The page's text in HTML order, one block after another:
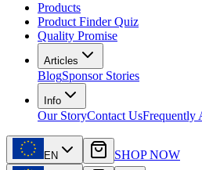
Products
Product Finder Quiz
Quality Promise
Articles
BlogSponsor Stories
Info
Our StoryContact UsFrequently
EN SHOP NOW